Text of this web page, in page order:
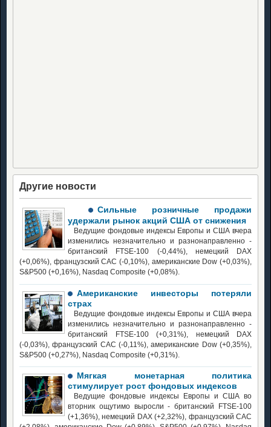
Другие новости
Сильные розничные продажи
удержали рынок акций США от снижения
Ведущие фондовые индексы Европы и США вчера
изменились незначительно и разнонаправленно -
британский FTSE-100 (-0,44%), немецкий DAX
(+0,06%), французский CAC (-0,10%), американские Dow (+0,03%),
S&P500 (+0,16%), Nasdaq Сomposite (+0,08%).
Американские инвесторы потеряли
страх
Ведущие фондовые индексы Европы и США вчера
изменились незначительно и разнонаправленно -
британский FTSE-100 (+0,31%), немецкий DAX
(-0,03%), французский CAC (-0,11%), американские Dow (+0,35%),
S&P500 (+0,27%), Nasdaq Сomposite (+0,31%).
Мягкая монетарная политика
стимулирует рост фондовых индексов
Ведущие фондовые индексы Европы и США во
вторник ощутимо выросли - британский FTSE-100
(+1,36%), немецкий DAX (+2,32%), французский CAC